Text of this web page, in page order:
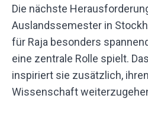
Die nächste
Auslandssemester in
für Raja besonders
eine zentrale Rolle spielt.
inspiriert sie zusätzlich,
Wissenschaft